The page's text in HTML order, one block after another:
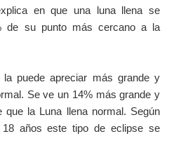
en que una luna llena se
de su punto más cercano a la
puede apreciar más grande y
Se ve un 14% más grande y
que la Luna llena normal. Según
años este tipo de eclipse se